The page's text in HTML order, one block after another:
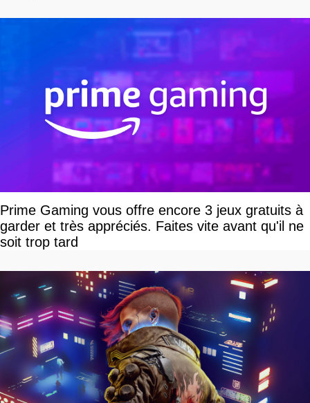
Prime Gaming vous offre encore 3 jeux gratuits à
garder et très appréciés. Faites vite avant qu'il ne
soit trop tard